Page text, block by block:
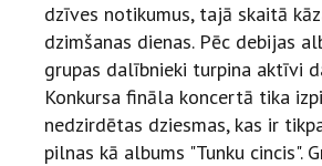
dzīves notikumus, tajā skaitā
dzimšanas dienas. Pēc debijas
grupas dalībnieki turpina aktīvi
Konkursa fināla koncertā tika
nedzirdētas dziesmas, kas ir
pilnas kā albums "Tunku cincis".